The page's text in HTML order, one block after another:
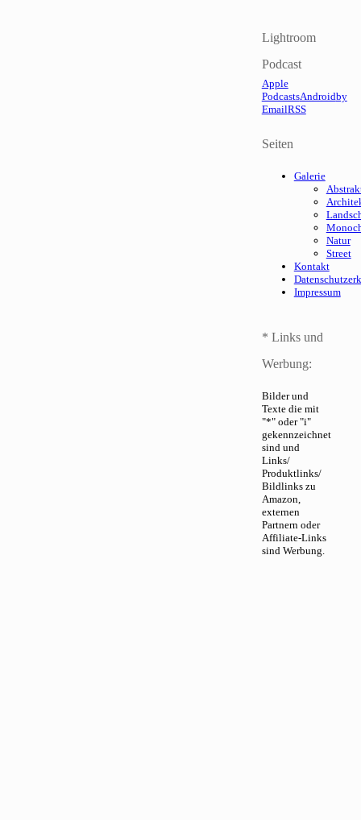
Lightroom
Podcast
Apple
PodcastsAndroidby
EmailRSS
Seiten
Galerie
Natur
Street
Kontakt
Impressum
* Links und
Werbung:
Bilder und
Texte die mit
"*" oder "i"
gekennzeichnet
sind und
Links/
Produktlinks/
Bildlinks zu
Amazon,
externen
Partnern oder
Affiliate-Links
sind Werbung.